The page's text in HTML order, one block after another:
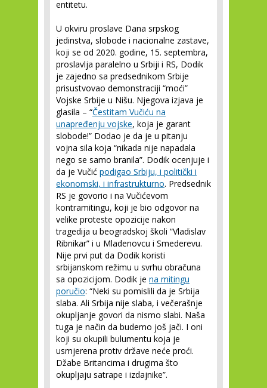
entitetu.
U okviru proslave Dana srpskog
jedinstva, slobode i nacionalne zastave,
koji se od 2020. godine, 15. septembra,
proslavlja paralelno u Srbiji i RS, Dodik
je zajedno sa predsednikom Srbije
prisustvovao demonstraciji “moći”
Vojske Srbije u Nišu. Njegova izjava je
glasila – “Čestitam Vučiću na
unapređenju vojske, koja je garant
slobode!” Dodao je da je u pitanju
vojna sila koja “nikada nije napadala
nego se samo branila”. Dodik ocenjuje i
da je Vučić podigao Srbiju, i politički i
ekonomski, i infrastrukturno. Predsednik
RS je govorio i na Vučićevom
kontramitingu, koji je bio odgovor na
velike proteste opozicije nakon
tragedija u beogradskoj školi “Vladislav
Ribnikar” i u Mladenovcu i Smederevu.
Nije prvi put da Dodik koristi
srbijanskom režimu u svrhu obračuna
sa opozicijom. Dodik je na mitingu
poručio: “Neki su pomislili da je Srbija
slaba. Ali Srbija nije slaba, i večerašnje
okupljanje govori da nismo slabi. Naša
tuga je način da budemo još jači. I oni
koji su okupili bulumentu koja je
usmjerena protiv države neće proći.
Džabe Britancima i drugima što
okupljaju satrape i izdajnike”.